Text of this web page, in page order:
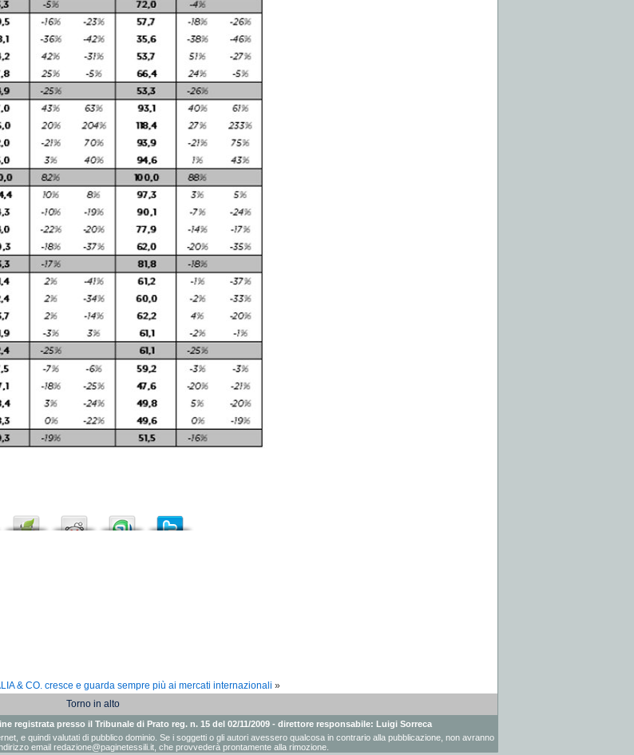
& CO. cresce e guarda sempre più ai mercati internazionali »
Torno in alto
registrata presso il Tribunale di Prato reg. n. 15 del 02/11/2009 - direttore responsabile: Luigi Sorreca
e quindi valutati di pubblico dominio. Se i soggetti o gli autori avessero qualcosa in contrario alla pubblicazione, non avranno
email redazione@paginetessili.it , che provvederà prontamente alla rimozione.